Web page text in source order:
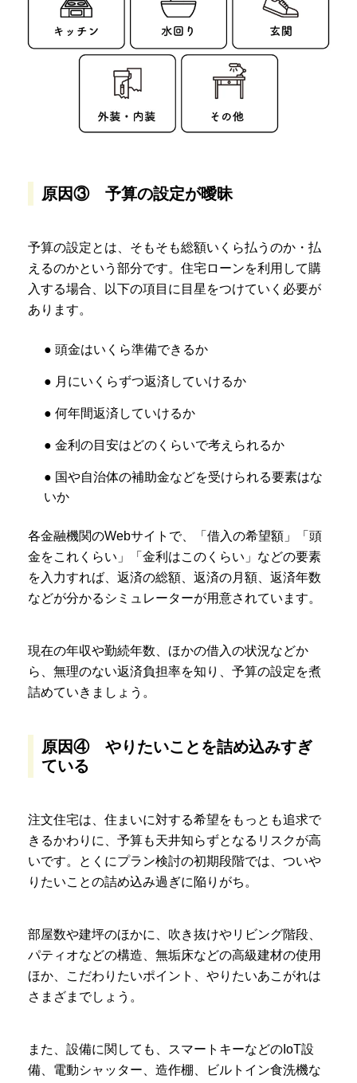
原因③ 予算の設定が曖昧
予算の設定とは、そもそも総額いくら払うのか・払
えるのかという部分です。住宅ローンを利用して購
入する場合、以下の項目に目星をつけていく必要が
あります。
● 頭金はいくら準備できるか
● 月にいくらずつ返済していけるか
● 何年間返済していけるか
● 金利の目安はどのくらいで考えられるか
● 国や自治体の補助金などを受けられる要素はな
いか
各金融機関のWebサイトで、「借入の希望額」「頭
金をこれくらい」「金利はこのくらい」などの要素
を入力すれば、返済の総額、返済の月額、返済年数
などが分かるシミュレーターが用意されています。
現在の年収や勤続年数、ほかの借入の状況などか
ら、無理のない返済負担率を知り、予算の設定を煮
詰めていきましょう。
原因④ やりたいことを詰め込みすぎ
ている
注文住宅は、住まいに対する希望をもっとも追求で
きるかわりに、予算も天井知らずとなるリスクが高
いです。とくにプラン検討の初期段階では、ついや
りたいことの詰め込み過ぎに陥りがち。
部屋数や建坪のほかに、吹き抜けやリビング階段、
パティオなどの構造、無垢床などの高級建材の使用
ほか、こだわりたいポイント、やりたいあこがれは
さまざまでしょう。
また、設備に関しても、スマートキーなどのIoT設
備、電動シャッター、造作棚、ビルトイン食洗機な